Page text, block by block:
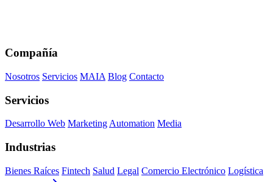
Compañía
Nosotros Servicios MAIA Blog Contacto
Servicios
Desarrollo Web MarketingAutomation Media
Industrias
Bienes Raíces Fintech Salud Legal Comercio Electrónico Logística